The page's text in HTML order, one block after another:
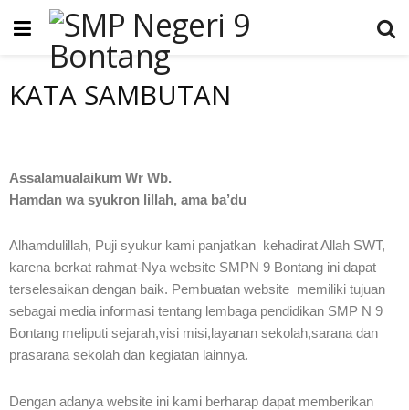
KATA SAMBUTAN
Assalamualaikum Wr Wb.
Hamdan wa syukron lillah, ama ba’du
Alhamdulillah, Puji syukur kami panjatkan kehadirat Allah SWT,
karena berkat rahmat-Nya website SMPN 9 Bontang ini dapat
terselesaikan dengan baik. Pembuatan website memiliki tujuan
sebagai media informasi tentang lembaga pendidikan SMP N 9
Bontang meliputi sejarah,visi misi,layanan sekolah,sarana dan
prasarana sekolah dan kegiatan lainnya.
Dengan adanya website ini kami berharap dapat memberikan